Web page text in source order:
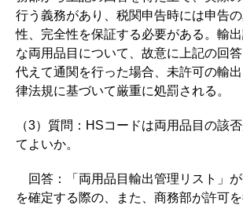
行う義務があり、税関申告時には申告
性、完全性を保証する必要がある。輸
な両用品目について、故意に上記の回
代えて通関を行った場合、未許可の輸
律法規に基づいて厳重に処罰される。
（3）質問：HSコードは両用品目の該
てよいか。
回答：「両用品目輸出管理リスト」
を確定する際の、また、商務部が許可